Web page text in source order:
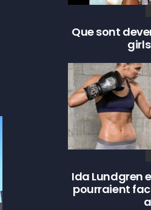
Que sont
Ida Lundgren
pourraient